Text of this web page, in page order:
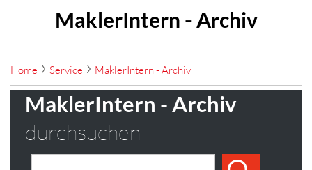
MaklerIntern - Archiv
Home Service MaklerIntern - Archiv
MaklerIntern - Archiv
durchsuchen